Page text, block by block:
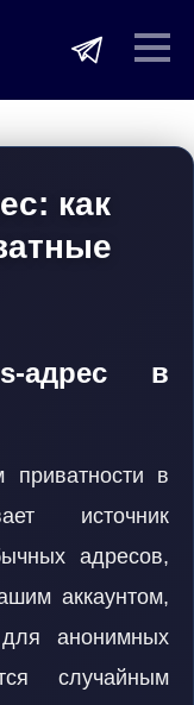
как
адрес в
в
источник
адресов,
аккаунтом,
анонимных
случайным